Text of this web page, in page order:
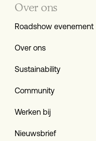
Over ons
Roadshow evenement
Over ons
Sustainability
Community
Werken bij
Nieuwsbrief